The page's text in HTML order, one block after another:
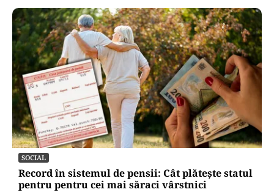
SOCIAL
Record în sistemul de pensii: Cât plătește statul
pentru pentru cei mai săraci vârstnici